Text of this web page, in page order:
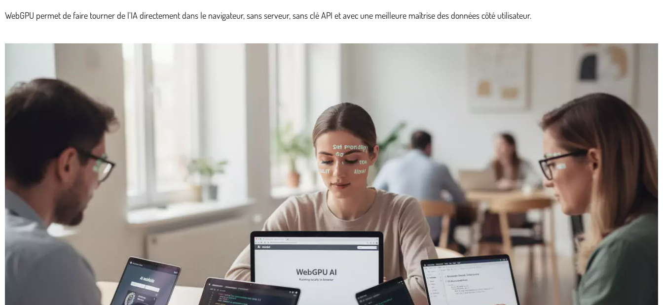
WebGPU permet de faire tourner de l’IA directement dans le navigateur, sans serveur, sans clé API et avec une meilleure maîtrise des données côté utilisateur.